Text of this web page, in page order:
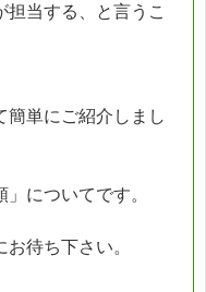
当する、と言うこ
簡単にご紹介しまし
についてです。
待ち下さい。